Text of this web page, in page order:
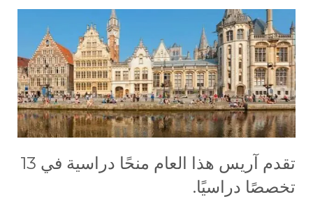
تقدم آريس هذا العام منحًا دراسية في 13
تخصصًا دراسيًا.